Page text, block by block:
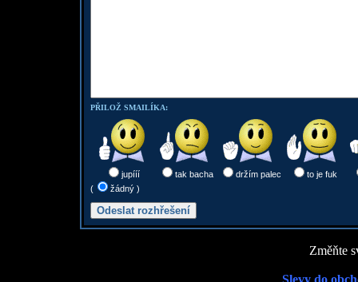
PŘILOŽ SMAILÍKA:
jupííí tak bacha držím palec
to je fuk
(
žádný )
Změňte
Slevy do